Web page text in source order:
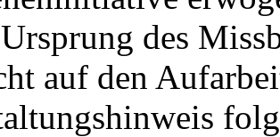
des
auf den